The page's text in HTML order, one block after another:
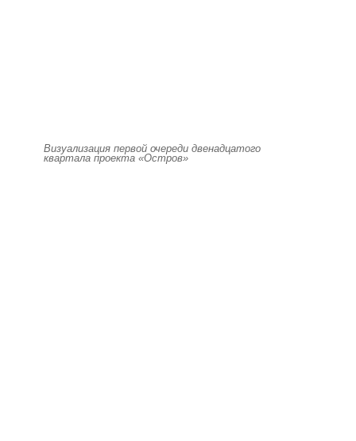
Визуализация первой очереди двенадцатого
квартала проекта «Остров»